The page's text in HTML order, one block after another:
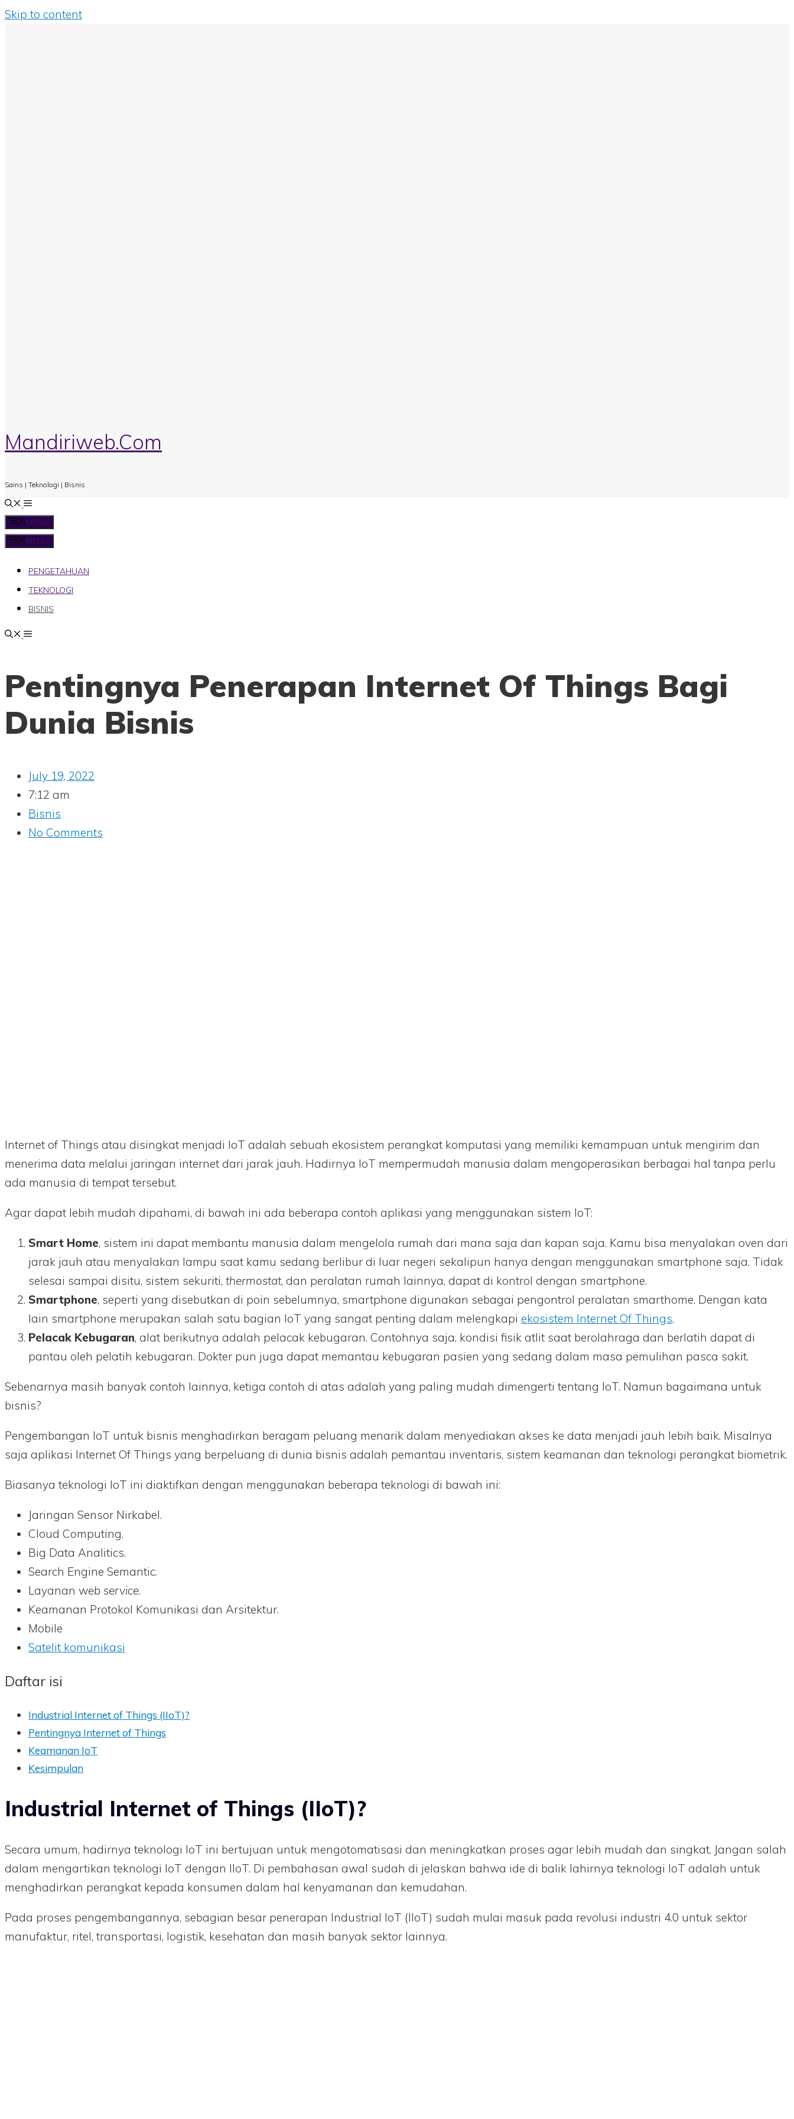
Skip to content
Mandiriweb.Com
Sains | Teknologi | Bisnis
MENU
MENU
PENGETAHUAN
TEKNOLOGI
BISNIS
Pentingnya Penerapan Internet Of Things Bagi
Dunia Bisnis
July 19, 2022
7:12 am
Bisnis
No Comments
Internet of Things atau disingkat menjadi IoT adalah sebuah ekosistem perangkat komputasi yang memiliki kemampuan untuk mengirim dan
menerima data melalui jaringan internet dari jarak jauh. Hadirnya IoT mempermudah manusia dalam mengoperasikan berbagai hal tanpa perlu
ada manusia di tempat tersebut.
Agar dapat lebih mudah dipahami, di bawah ini ada beberapa contoh aplikasi yang menggunakan sistem IoT:
Smart Home, sistem ini dapat membantu manusia dalam mengelola rumah dari mana saja dan kapan saja. Kamu bisa menyalakan oven dari
jarak jauh atau menyalakan lampu saat kamu sedang berlibur di luar negeri sekalipun hanya dengan menggunakan smartphone saja. Tidak
selesai sampai disitu, sistem sekuriti, thermostat, dan peralatan rumah lainnya, dapat di kontrol dengan smartphone.
Smartphone, seperti yang disebutkan di poin sebelumnya, smartphone digunakan sebagai pengontrol peralatan smarthome. Dengan kata
lain smartphone merupakan salah satu bagian IoT yang sangat penting dalam melengkapi ekosistem Internet Of Things.
Pelacak Kebugaran, alat berikutnya adalah pelacak kebugaran. Contohnya saja, kondisi fisik atlit saat berolahraga dan berlatih dapat di
pantau oleh pelatih kebugaran. Dokter pun juga dapat memantau kebugaran pasien yang sedang dalam masa pemulihan pasca sakit.
Sebenarnya masih banyak contoh lainnya, ketiga contoh di atas adalah yang paling mudah dimengerti tentang IoT. Namun bagaimana untuk
bisnis?
Pengembangan IoT untuk bisnis menghadirkan beragam peluang menarik dalam menyediakan akses ke data menjadi jauh lebih baik. Misalnya
saja aplikasi Internet Of Things yang berpeluang di dunia bisnis adalah pemantau inventaris, sistem keamanan dan teknologi perangkat biometrik.
Biasanya teknologi IoT ini diaktifkan dengan menggunakan beberapa teknologi di bawah ini:
Jaringan Sensor Nirkabel.
Cloud Computing.
Big Data Analitics.
Search Engine Semantic.
Layanan web service.
Keamanan Protokol Komunikasi dan Arsitektur.
Mobile
Satelit komunikasi
Daftar isi
Industrial Internet of Things (IIoT)?
Pentingnya Internet of Things
Keamanan IoT
Kesimpulan
Industrial Internet of Things (IIoT)?
Secara umum, hadirnya teknologi IoT ini bertujuan untuk mengotomatisasi dan meningkatkan proses agar lebih mudah dan singkat. Jangan salah
dalam mengartikan teknologi IoT dengan IIoT. Di pembahasan awal sudah di jelaskan bahwa ide di balik lahirnya teknologi IoT adalah untuk
menghadirkan perangkat kepada konsumen dalam hal kenyamanan dan kemudahan.
Pada proses pengembangannya, sebagian besar penerapan Industrial IoT (IIoT) sudah mulai masuk pada revolusi industri 4.0 untuk sektor
manufaktur, ritel, transportasi, logistik, kesehatan dan masih banyak sektor lainnya.